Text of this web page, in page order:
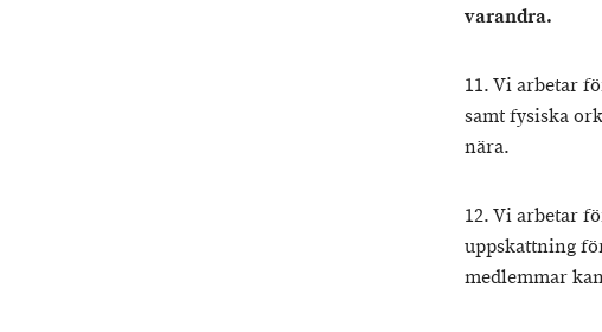
varandra.
11. Vi arbetar
samt fysiska
nära.
12. Vi arbetar
uppskattning
medlemmar